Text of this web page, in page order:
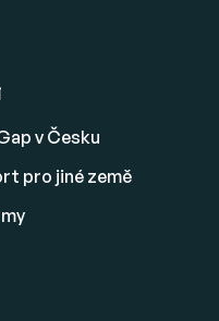
v Česku
pro jiné země